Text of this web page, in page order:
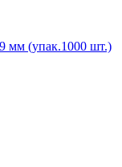
мм (упак.1000 шт.)